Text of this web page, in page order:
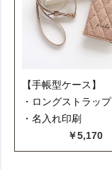
【手帳型ケース】
・ロングストラップ
・名入れ印刷
￥5,170